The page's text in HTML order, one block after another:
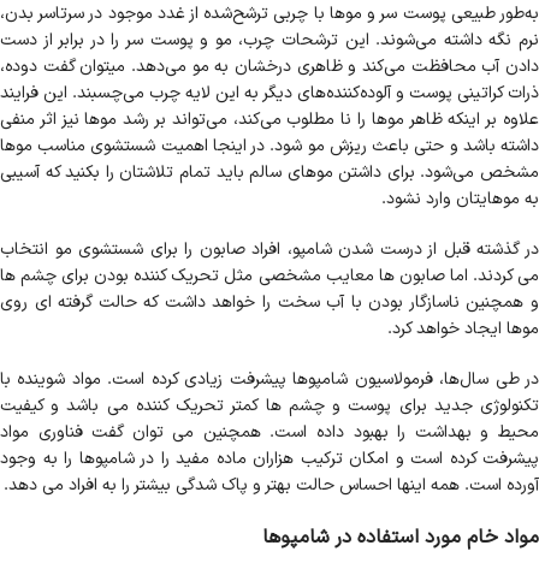
به‌طور طبیعی پوست سر و موها با چربی ترشح‌شده از غدد موجود در سرتاسر بدن،
نرم نگه داشته می‌شوند. این ترشحات چرب، مو و پوست سر را در برابر از دست
دادن آب محافظت می‌کند و ظاهری درخشان به مو می‌دهد. میتوان گفت دوده،
ذرات کراتینی پوست و آلوده‌کننده‌های دیگر به این لایه چرب می‌چسبند. این فرایند
علاوه بر اینکه ظاهر موها را نا مطلوب می‌کند، می‌تواند بر رشد موها نیز اثر منفی
داشته باشد و حتی باعث ریزش مو شود. در اینجا اهمیت شستشوی مناسب موها
مشخص می‌شود. برای داشتن موهای سالم باید تمام تلاشتان را بکنید که آسیبی
به موهایتان وارد نشود.
در گذشته قبل از درست شدن شامپو، افراد صابون را برای شستشوی مو انتخاب
می کردند. اما صابون ها معایب مشخصی مثل تحریک کننده بودن برای چشم ها
و همچنین ناسازگار بودن با آب سخت را خواهد داشت که حالت گرفته ای روی
موها ایجاد خواهد کرد.
در طی سال‌ها، فرمولاسیون شامپوها پیشرفت زیادی کرده است. مواد شوینده با
تکنولوژی جدید برای پوست و چشم ها کمتر تحریک کننده می باشد و کیفیت
محیط و بهداشت را بهبود داده است. همچنین می توان گفت فناوری مواد
پیشرفت کرده است و امکان ترکیب هزاران ماده مفید را در شامپوها را به وجود
آورده است. همه اینها احساس حالت بهتر و پاک شدگی بیشتر را به افراد می دهد.
مواد خام مورد استفاده در شامپوها